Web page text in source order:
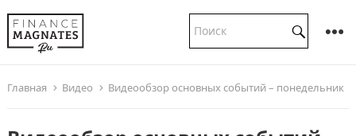
Главная Видео Видеообзор основных событий – понедельник